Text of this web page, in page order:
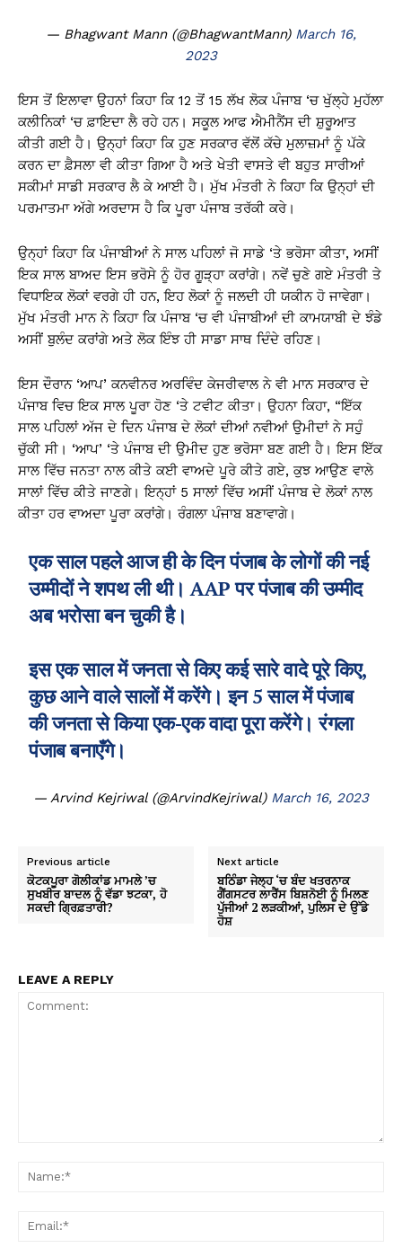
— Bhagwant Mann (@BhagwantMann) March 16,
2023
ਇਸ ਤੋਂ ਇਲਾਵਾ ਉਹਨਾਂ ਕਿਹਾ ਕਿ 12 ਤੋਂ 15 ਲੱਖ ਲੋਕ ਪੰਜਾਬ ‘ਚ ਖੁੱਲ੍ਹੇ ਮੁਹੱਲਾ
ਕਲੀਨਿਕਾਂ ‘ਚ ਫ਼ਾਇਦਾ ਲੈ ਰਹੇ ਹਨ। ਸਕੂਲ ਆਫ ਐਮੀਨੈਂਸ ਦੀ ਸ਼ੁਰੂਆਤ
ਕੀਤੀ ਗਈ ਹੈ। ਉਨ੍ਹਾਂ ਕਿਹਾ ਕਿ ਹੁਣ ਸਰਕਾਰ ਵੱਲੋਂ ਕੱਚੇ ਮੁਲਾਜ਼ਮਾਂ ਨੂੰ ਪੱਕੇ
ਕਰਨ ਦਾ ਫ਼ੈਸਲਾ ਵੀ ਕੀਤਾ ਗਿਆ ਹੈ ਅਤੇ ਖੇਤੀ ਵਾਸਤੇ ਵੀ ਬਹੁਤ ਸਾਰੀਆਂ
ਸਕੀਮਾਂ ਸਾਡੀ ਸਰਕਾਰ ਲੈ ਕੇ ਆਈ ਹੈ। ਮੁੱਖ ਮੰਤਰੀ ਨੇ ਕਿਹਾ ਕਿ ਉਨ੍ਹਾਂ ਦੀ
ਪਰਮਾਤਮਾ ਅੱਗੇ ਅਰਦਾਸ ਹੈ ਕਿ ਪੂਰਾ ਪੰਜਾਬ ਤਰੱਕੀ ਕਰੇ।
ਉਨ੍ਹਾਂ ਕਿਹਾ ਕਿ ਪੰਜਾਬੀਆਂ ਨੇ ਸਾਲ ਪਹਿਲਾਂ ਜੋ ਸਾਡੇ ‘ਤੇ ਭਰੋਸਾ ਕੀਤਾ, ਅਸੀਂ
ਇਕ ਸਾਲ ਬਾਅਦ ਇਸ ਭਰੋਸੇ ਨੂੰ ਹੋਰ ਗੂੜ੍ਹਾ ਕਰਾਂਗੇ। ਨਵੇਂ ਚੁਣੇ ਗਏ ਮੰਤਰੀ ਤੇ
ਵਿਧਾਇਕ ਲੋਕਾਂ ਵਰਗੇ ਹੀ ਹਨ, ਇਹ ਲੋਕਾਂ ਨੂੰ ਜਲਦੀ ਹੀ ਯਕੀਨ ਹੋ ਜਾਵੇਗਾ।
ਮੁੱਖ ਮੰਤਰੀ ਮਾਨ ਨੇ ਕਿਹਾ ਕਿ ਪੰਜਾਬ ‘ਚ ਵੀ ਪੰਜਾਬੀਆਂ ਦੀ ਕਾਮਯਾਬੀ ਦੇ ਝੰਡੇ
ਅਸੀਂ ਬੁਲੰਦ ਕਰਾਂਗੇ ਅਤੇ ਲੋਕ ਇੰਝ ਹੀ ਸਾਡਾ ਸਾਥ ਦਿੰਦੇ ਰਹਿਣ।
ਇਸ ਦੌਰਾਨ ‘ਆਪ’ ਕਨਵੀਨਰ ਅਰਵਿੰਦ ਕੇਜਰੀਵਾਲ ਨੇ ਵੀ ਮਾਨ ਸਰਕਾਰ ਦੇ
ਪੰਜਾਬ ਵਿਚ ਇਕ ਸਾਲ ਪੂਰਾ ਹੋਣ ‘ਤੇ ਟਵੀਟ ਕੀਤਾ। ਉਹਨਾ ਕਿਹਾ, “ਇੱਕ
ਸਾਲ ਪਹਿਲਾਂ ਅੱਜ ਦੇ ਦਿਨ ਪੰਜਾਬ ਦੇ ਲੋਕਾਂ ਦੀਆਂ ਨਵੀਆਂ ਉਮੀਦਾਂ ਨੇ ਸਹੁੰ
ਚੁੱਕੀ ਸੀ। ‘ਆਪ’ ‘ਤੇ ਪੰਜਾਬ ਦੀ ਉਮੀਦ ਹੁਣ ਭਰੋਸਾ ਬਣ ਗਈ ਹੈ। ਇਸ ਇੱਕ
ਸਾਲ ਵਿੱਚ ਜਨਤਾ ਨਾਲ ਕੀਤੇ ਕਈ ਵਾਅਦੇ ਪੂਰੇ ਕੀਤੇ ਗਏ, ਕੁਝ ਆਉਣ ਵਾਲੇ
ਸਾਲਾਂ ਵਿੱਚ ਕੀਤੇ ਜਾਣਗੇ। ਇਨ੍ਹਾਂ 5 ਸਾਲਾਂ ਵਿੱਚ ਅਸੀਂ ਪੰਜਾਬ ਦੇ ਲੋਕਾਂ ਨਾਲ
ਕੀਤਾ ਹਰ ਵਾਅਦਾ ਪੂਰਾ ਕਰਾਂਗੇ। ਰੰਗਲਾ ਪੰਜਾਬ ਬਣਾਵਾਗੇ।
एक साल पहले आज ही के दिन पंजाब के लोगों की नई
उम्मीदों ने शपथ ली थी। AAP पर पंजाब की उम्मीद
अब भरोसा बन चुकी है।
इस एक साल में जनता से किए कई सारे वादे पूरे किए,
कुछ आने वाले सालों में करेंगे। इन 5 साल में पंजाब
की जनता से किया एक-एक वादा पूरा करेंगे। रंगला
पंजाब बनाएँगे।
— Arvind Kejriwal (@ArvindKejriwal) March 16, 2023
Previous article
ਕੋਟਕਪੂਰਾ ਗੋਲੀਕਾਂਡ ਮਾਮਲੇ ’ਚ
ਸੁਖਬੀਰ ਬਾਦਲ ਨੂੰ ਵੱਡਾ ਝਟਕਾ, ਹੋ
ਸਕਦੀ ਗ੍ਰਿਫ਼ਤਾਰੀ?
Next article
ਬਠਿੰਡਾ ਜੇਲ੍ਹ ‘ਚ ਬੰਦ ਖਤਰਨਾਕ
ਗੈਂਗਸਟਰ ਲਾਰੈਂਸ ਬਿਸ਼ਨੋਈ ਨੂੰ ਮਿਲਣ
ਪੁੱਜੀਆਂ 2 ਲੜਕੀਆਂ, ਪੁਲਿਸ ਦੇ ਉੱਡੇ
ਹੋਸ਼
LEAVE A REPLY